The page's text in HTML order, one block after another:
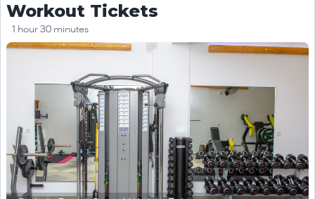
Workout Tickets
1 hour 30 minutes